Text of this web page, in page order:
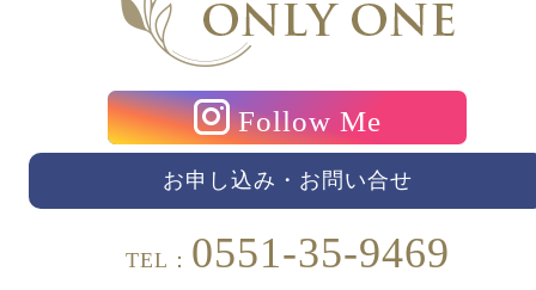
Follow Me
お申し込み・お問い合せ
TEL： 0551-35-9469